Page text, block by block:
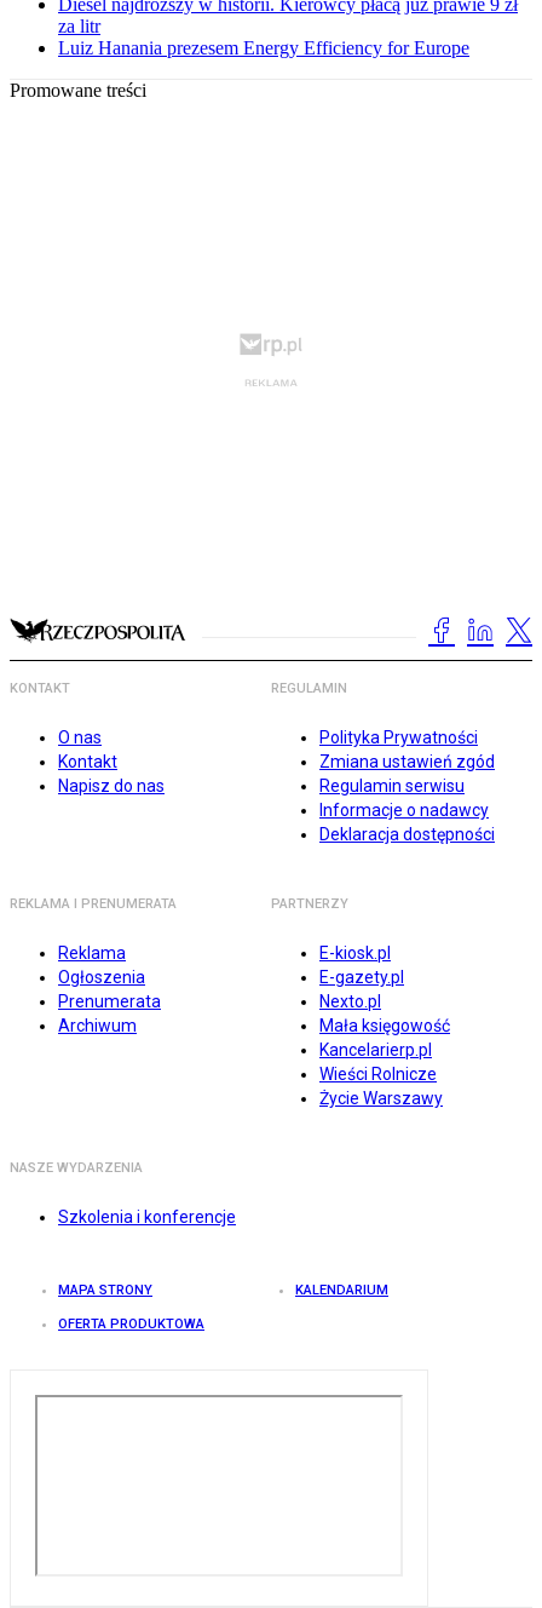
Diesel najdroższy w historii. Kierowcy płacą już prawie 9 zł
za litr
Luiz Hanania prezesem Energy Efficiency for Europe
Promowane treści
KONTAKT
O nas
Kontakt
Napisz do nas
REGULAMIN
Polityka Prywatności
Zmiana ustawień zgód
Regulamin serwisu
Informacje o nadawcy
Deklaracja dostępności
REKLAMA I PRENUMERATA
Reklama
Ogłoszenia
Prenumerata
Archiwum
PARTNERZY
E-kiosk.pl
E-gazety.pl
Nexto.pl
Mała księgowość
Kancelarierp.pl
Wieści Rolnicze
Życie Warszawy
NASZE WYDARZENIA
Szkolenia i konferencje
MAPA STRONY KALENDARIUM
OFERTA PRODUKTOWA